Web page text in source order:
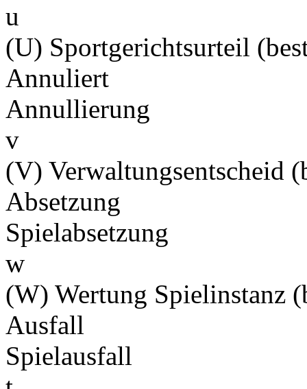
u
(U) Sportgerichtsurteil
Annuliert
Annullierung
v
(V) Verwaltungsentscheid
Absetzung
Spielabsetzung
w
(W) Wertung Spielinstanz
Ausfall
Spielausfall